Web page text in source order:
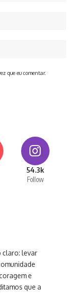
que eu comentar.
54.3k
Follow
claro: levar
e
que a